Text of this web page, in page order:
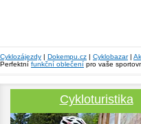
Cyklozájezdy | Dokempu.cz | Cyklobazar|
Perfektní funkční oblečení pro vaše
Cykloturistika